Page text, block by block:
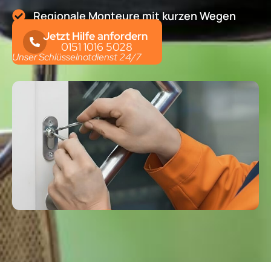
Regionale Monteure mit kurzen Wegen
Jetzt Hilfe anfordern
0151 1016 5028
Unser Schlüsselnotdienst 24/7